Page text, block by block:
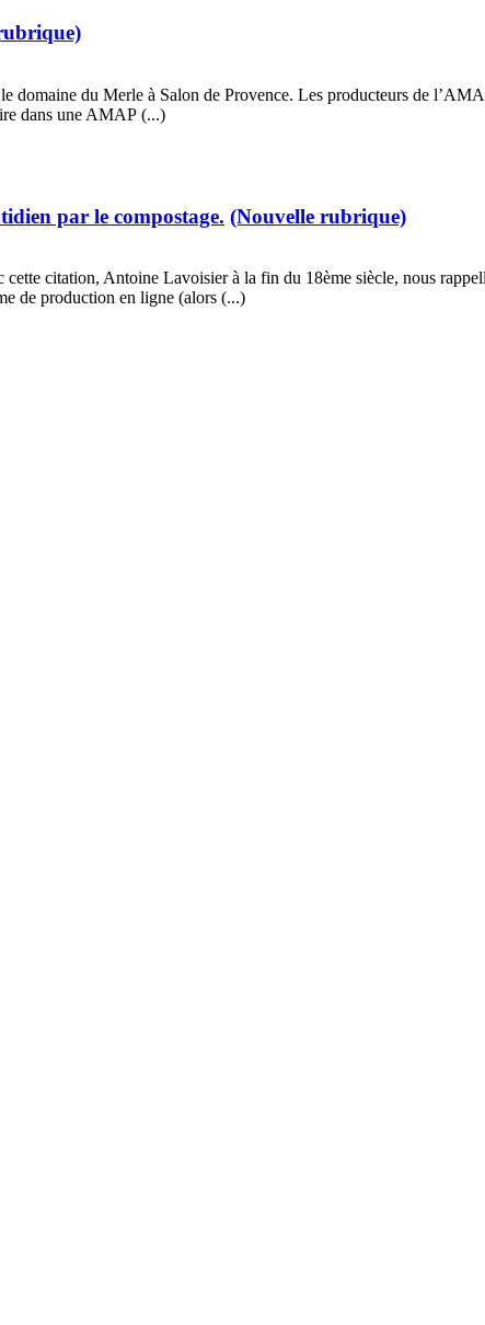
domaine du Merle à Salon de Provence. Les producteurs de
dans une AMAP (...)
par le compostage. (Nouvelle rubrique)
citation, Antoine Lavoisier à la fin du 18ème siècle, nous
de production en ligne (alors (...)